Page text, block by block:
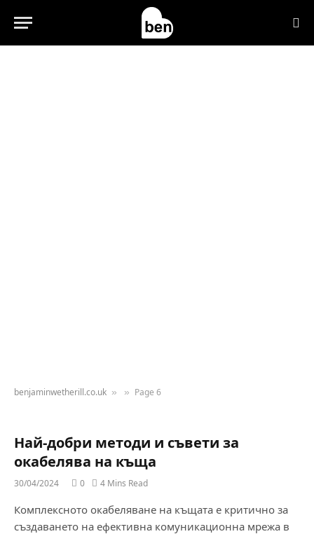
benjaminwetherill.co.uk » » Page 6
Най-добри методи и съвети за
окабелява на къща
30/04/2024 0 4 Mins Read
Комплексното окабеляване на къщата е критично за
създаването на ефективна комуникационна мрежа в